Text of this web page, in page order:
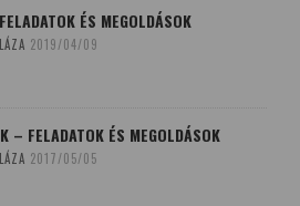
ÉS MEGOLDÁSOK
2019/04/09
– FELADATOK ÉS MEGOLDÁSOK
2017/05/05